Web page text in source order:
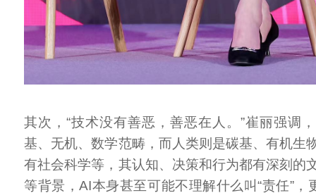
其次，“技术没有善恶，善恶在人。”崔丽强调
基、无机、数学范畴，而人类则是碳基、有机生
有社会科学等，其认知、决策和行为都有深刻的
等背景，AI本身甚至可能不理解什么叫“责任”，